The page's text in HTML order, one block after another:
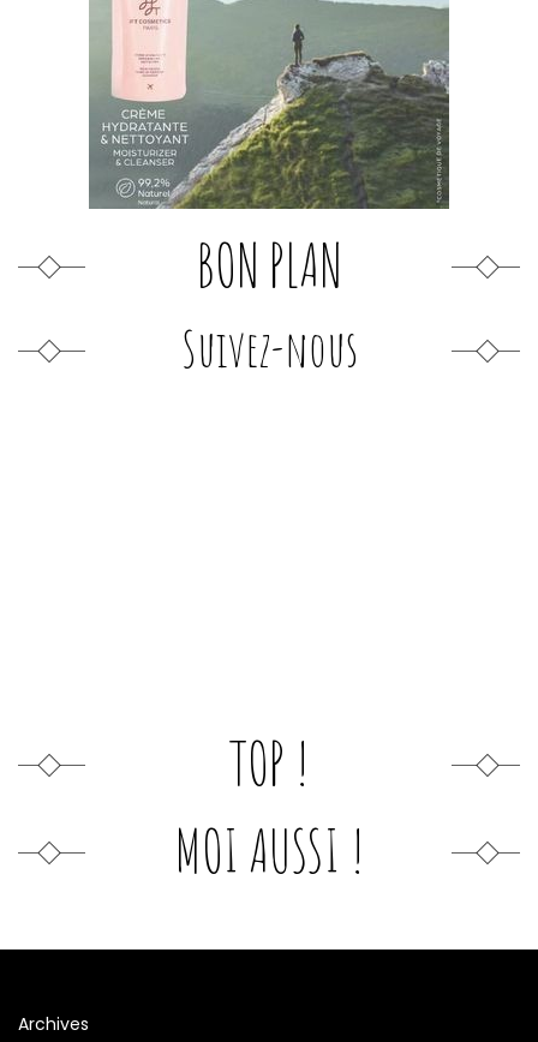
BON PLAN
Suivez-nous
TOP !
MOI AUSSI !
Archives